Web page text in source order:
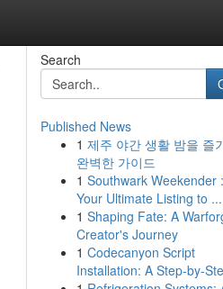
Search
Published News
1 제주 야간 생활 밤을 즐
완벽한 가이드
1 Southwark Weekender :
Your Ultimate Listing to ...
1 Shaping Fate: A
Creator's Journey
1 Codecanyon Script
Installation: A Step-by-